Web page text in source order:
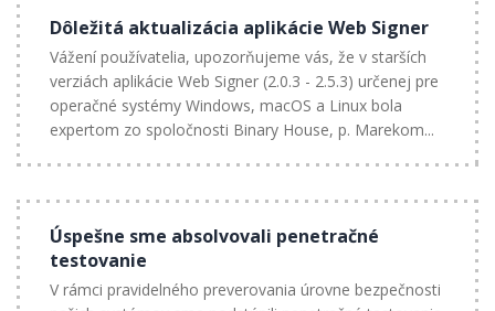
Dôležitá aktualizácia aplikácie Web Signer
Vážení používatelia, upozorňujeme vás, že v starších
verziách aplikácie Web Signer (2.0.3 - 2.5.3) určenej pre
operačné systémy Windows, macOS a Linux bola
expertom zo spoločnosti Binary House, p. Marekom...
Úspešne sme absolvovali penetračné
testovanie
V rámci pravidelného preverovania úrovne bezpečnosti